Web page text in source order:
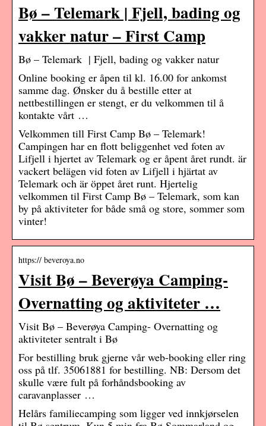
Bø – Telemark | Fjell, bading og
vakker natur – First Camp
Bø – Telemark | Fjell, bading og vakker natur
Online booking er åpen til kl. 16.00 for ankomst
samme dag. Ønsker du å bestille etter at
nettbestillingen er stengt, er du velkommen til å
kontakte vårt …
Velkommen till First Camp Bø – Telemark!
Campingen har en flott beliggenhet ved foten av
Lifjell i hjertet av Telemark og er åpent året rundt. är
vackert belägen vid foten av Lifjell i hjärtat av
Telemark och är öppet året runt. Hjertelig
velkommen til First Camp Bø – Telemark, som kan
by på aktiviteter for både små og store, sommer som
vinter!
https:// beveroya.no
Visit Bø – Beverøya Camping-
Overnatting og aktiviteter …
Visit Bø – Beverøya Camping- Overnatting og
aktiviteter sentralt i Bø
For bestilling bruk gjerne vår web-booking eller ring
oss på tlf. 35061881 for bestilling. NB: Dersom det
skulle være fult på forhåndsbooking av
caravanplasser …
Helårs familiecamping som ligger ved innkjørselen